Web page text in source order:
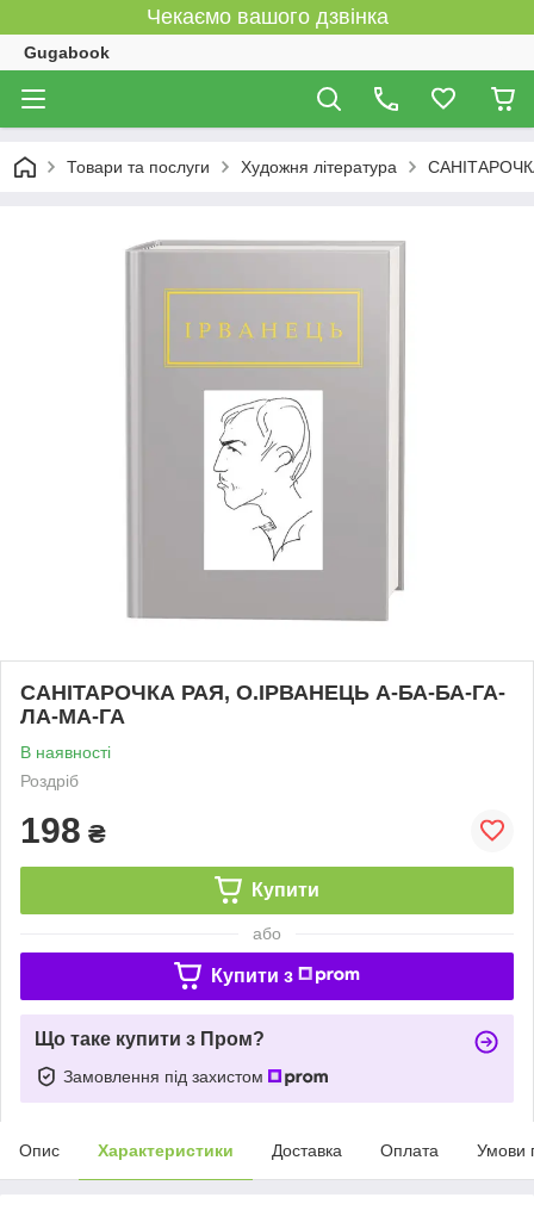
Чекаємо вашого дзвінка
Gugabook
Товари та послуги Художня література
САНІТАРОЧКА РАЯ, О.ІРВАНЕЦЬ А-БА-БА-ГА-
ЛА-МА-ГА
В наявності
Роздріб
198 ₴
Купити
або
Купити з
Що таке купити з Пром?
Замовлення під захистом
Опис Характеристики Доставка Оплата Умови